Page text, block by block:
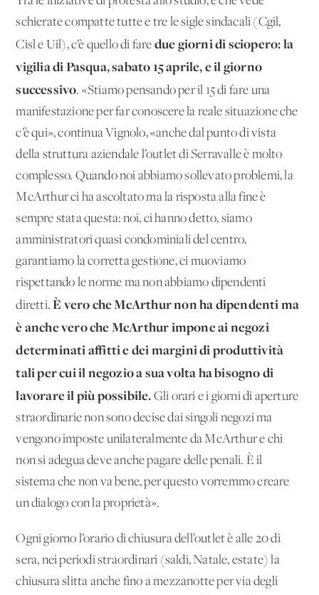
schierate compatte tutte e tre le sigle sindacali (Cgil,
Cisl e Uil), c’è quello di fare due giorni di sciopero:la
vigilia di Pasqua, sabato 15 aprile, e il giorno
successivo. «Stiamo pensando per il 15 di fare una
manifestazione per far conoscere la reale situazione che
c’è qui», continua Vignolo, «anche dal punto di vista
della struttura aziendale l’outlet di Serravalle è molto
complesso. Quando noi abbiamo sollevato problemi, la
McArthur ci ha ascoltato ma la risposta alla fine è
sempre stata questa: noi, ci hanno detto, siamo
amministratori quasi condominiali del centro,
garantiamo la corretta gestione, ci muoviamo
rispettando le norme ma non abbiamo dipendenti
diretti. È vero che McArthur non ha dipendenti ma
è anche vero che McArthur impone ai negozi
determinati affitti e dei margini di produttività
tali per cui il negozio a sua volta ha bisogno di
lavorare il più possibile. Gli orari e i giorni di aperture
straordinarie non sono decise dai singoli negozi ma
vengono imposte unilateralmente da McArthur e chi
non si adegua deve anche pagare delle penali. È il
sistema che non va bene, per questo vorremmo creare
un dialogo con la proprietà».
Ogni giorno l’orario di chiusura dell’outlet è alle 20 di
sera, nei periodi straordinari (saldi, Natale, estate) la
chiusura slitta anche fino a mezzanotte per via degli